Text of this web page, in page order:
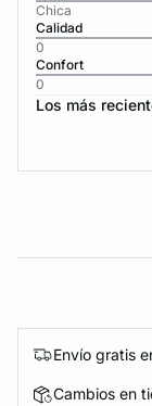
Chica
Calidad
0
Confort
0
Los más
Envío gratis
Cambios en